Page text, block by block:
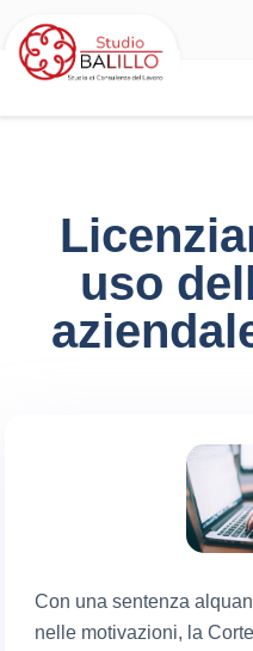
uso
Con una sentenza
nelle motivazioni, la